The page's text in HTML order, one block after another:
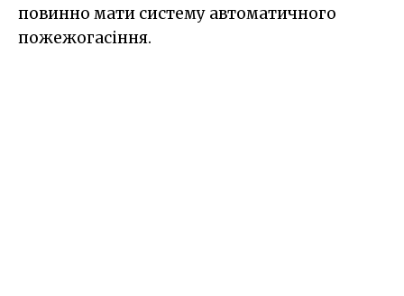
повинно мати систему автоматичного
пожежогасіння.